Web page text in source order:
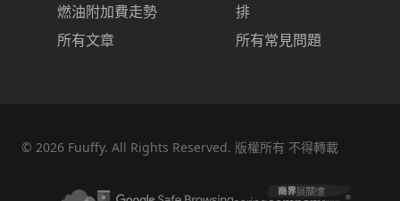
燃油附加費走勢
所有文章
排
所有常見問題
© 2026 Fuuffy. All Rights Reserved. 版權所有 不得轉載